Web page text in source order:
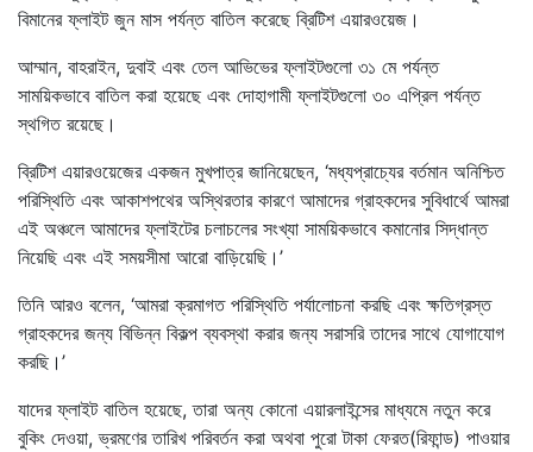
বিমানের ফ্লাইট জুন মাস পর্যন্ত বাতিল করেছে ব্রিটিশ এয়ারওয়েজ।
আম্মান, বাহরাইন, দুবাই এবং তেল আভিভের ফ্লাইটগুলো ৩১ মে পর্যন্ত
সাময়িকভাবে বাতিল করা হয়েছে এবং দোহাগামী ফ্লাইটগুলো ৩০ এপ্রিল পর্যন্ত
স্থগিত রয়েছে।
ব্রিটিশ এয়ারওয়েজের একজন মুখপাত্র জানিয়েছেন, ‌‘মধ্যপ্রাচ্যের বর্তমান অনিশ্চিত
পরিস্থিতি এবং আকাশপথের অস্থিরতার কারণে আমাদের গ্রাহকদের সুবিধার্থে আমরা
এই অঞ্চলে আমাদের ফ্লাইটের চলাচলের সংখ্যা সাময়িকভাবে কমানোর সিদ্ধান্ত
নিয়েছি এবং এই সময়সীমা আরো বাড়িয়েছি।’
তিনি আরও বলেন, ‘আমরা ক্রমাগত পরিস্থিতি পর্যালোচনা করছি এবং ক্ষতিগ্রস্ত
গ্রাহকদের জন্য বিভিন্ন বিকল্প ব্যবস্থা করার জন্য সরাসরি তাদের সাথে যোগাযোগ
করছি।’
যাদের ফ্লাইট বাতিল হয়েছে, তারা অন্য কোনো এয়ারলাইন্সের মাধ্যমে নতুন করে
বুকিং দেওয়া, ভ্রমণের তারিখ পরিবর্তন করা অথবা পুরো টাকা ফেরত(রিফান্ড) পাওয়ার